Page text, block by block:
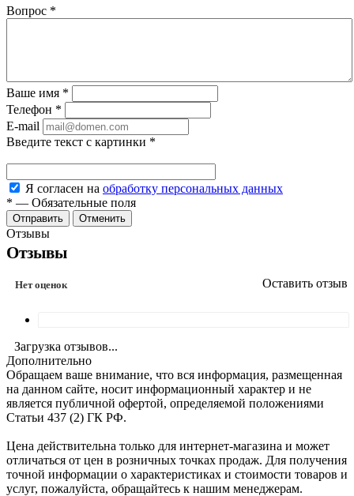
Вопрос *
Ваше имя *
Телефон *
E-mail
Введите текст с картинки *
Я согласен на обработку персональных данных
* — Обязательные поля
Отменить
Отзывы
Отзывы
Нет оценок Оставить отзыв
Загрузка отзывов...
Дополнительно
Обращаем ваше внимание, что вся информация, размещенная
на данном сайте, носит информационный характер и не
является публичной офертой, определяемой положениями
Статьи 437 (2) ГК РФ.
Цена действительна только для интернет-магазина и может
отличаться от цен в розничных точках продаж. Для получения
точной информации о характеристиках и стоимости товаров и
услуг, пожалуйста, обращайтесь к нашим менеджерам.